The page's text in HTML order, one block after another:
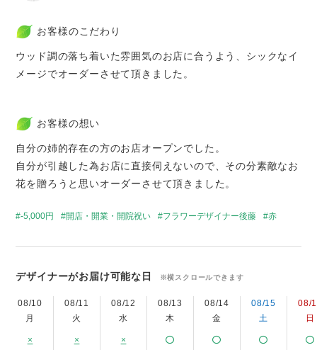
お客様のこだわり
ウッド調の落ち着いた雰囲気のお店に合うよう、シックなイ
メージでオーダーさせて頂きました。
お客様の想い
自分の姉的存在の方のお店オープンでした。
自分が引越した為お店に直接伺えないので、その分素敵なお
花を贈ろうと思いオーダーさせて頂きました。
-5,000円 開店・開業・開院祝い フラワーデザイナー後藤 赤
デザイナーがお届け可能な日 ※横スクロールできます
08/10
月
×
08/11
火
×
08/12
水
×
08/13
木
08/14
金
08/15
土
08/
日